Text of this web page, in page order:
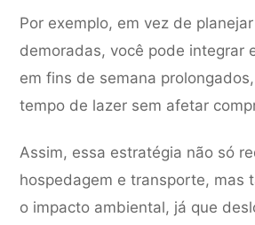
Por exemplo, em vez de
demoradas, você pode integrar
em fins de semana
tempo de lazer sem afetar
Assim, essa estratégia não só
hospedagem e transporte, mas
o impacto ambiental, já que